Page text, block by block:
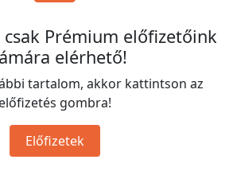
csak Prémium előfizetőink
elérhető!
tartalom, akkor kattintson az
előfizetés gombra!
Előfizetek